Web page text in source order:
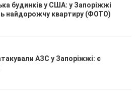
будинків у США: у Запоріжжі
найдорожчу квартиру (ФОТО)
АЗС у Запоріжжі: є